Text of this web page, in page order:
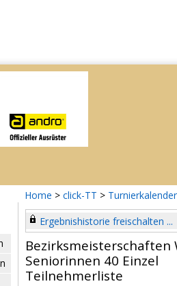
Home > click-TT > Turnierkalender
Ergebnishistorie freischalten ...
Seniorinnen 40 Einzel
Teilnehmerliste